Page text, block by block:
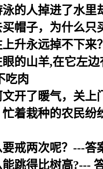
的人掉进了水
帽子，为什么
升永远掉不下来
的山羊,在它左
吃肉
开了暖气，关
着栽种的农民
戒两次呢？---答
跳得比树高?---